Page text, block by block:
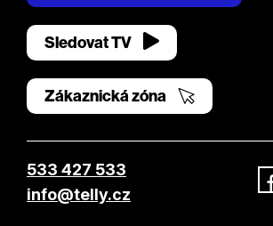
Sledovat TV
Zákaznická zóna
533 427 533
info@telly.cz